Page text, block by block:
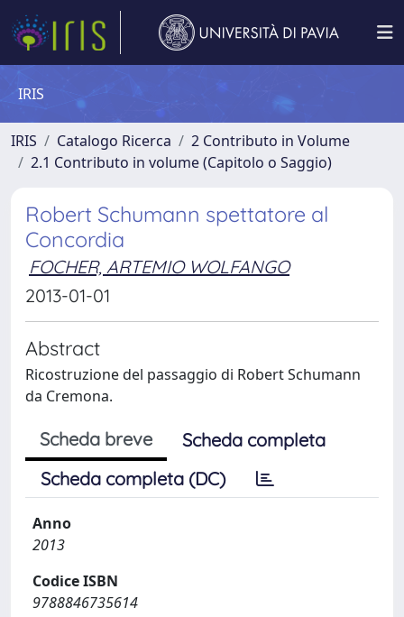
IRIS
IRIS Catalogo Ricerca
2 Contributo in Volume
2.1 Contributo in volume (Capitolo o Saggio)
Robert Schumann spettatore al
Concordia
FOCHER, ARTEMIO WOLFANGO
2013-01-01
Abstract
Ricostruzione del passaggio di Robert Schumann
da Cremona.
Scheda breve
Scheda completa
Scheda completa (DC)
Anno
2013
Codice ISBN
9788846735614